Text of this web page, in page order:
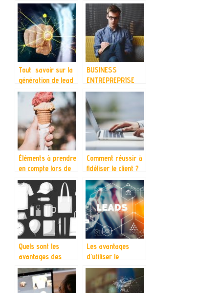
caractéristiques
VTC par rapport au
taxi
Tout savoir sur la
génération de lead
BUSINESS
ENTREPREPRISE
MARKETING :
profiter de ses
achats en ligne
Éléments à prendre
en compte lors de
l’achat d’une
machine à glace
italienne
Comment réussir à
fidéliser le client ?
Quels sont les
avantages des
goodies
d’entreprises ?
Les avantages
d’utiliser le
marketing
automation pour
votre entreprise